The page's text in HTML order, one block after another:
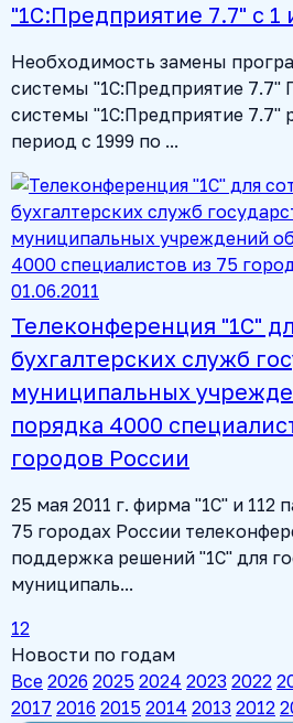
"1С:Предприятие 7.7" с 1
Необходимость замены
системы "1С:Предприятие
системы "1С:Предприятие 7.7"
период с 1999 по ...
01.06.2011
Телеконференция "1С"
бухгалтерских служб
муниципальных
порядка 4000
городов России
25 мая 2011 г. фирма "1С" и 112
75 городах России
поддержка решений "1С" для
муниципаль...
12
Новости по годам
Все 2026 2025 2024 2023 2022
2017 2016 2015 2014 2013 2012